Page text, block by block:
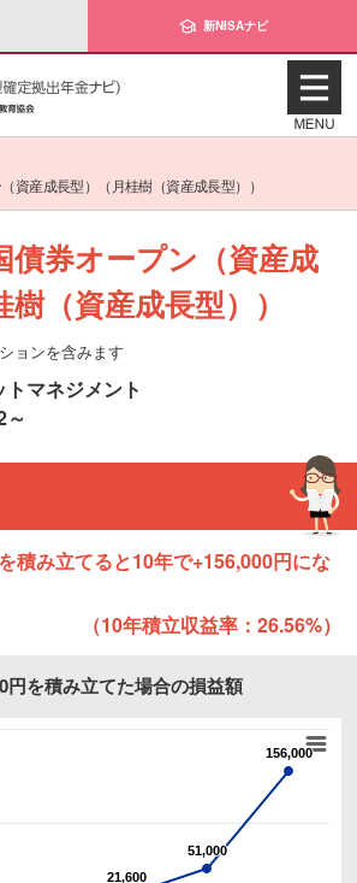
新NISAナビ
資産成長型）（月桂樹（資産成長型））
債券オープン（資産成
（資産成長型））
ョンを含みます
マネジメント
～
積み立てると10年で+156,000円にな
（10年積立収益率：26.56%）
円を積み立てた場合の損益額
21,600
21,600
51,000
51,000
156,000
156,000